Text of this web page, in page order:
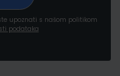
upoznati s našom politikom
podataka